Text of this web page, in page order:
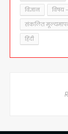
विज्ञान
विषय
संकलित
हिंदी